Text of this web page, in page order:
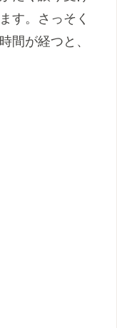
す。さっそく
間が経つと、